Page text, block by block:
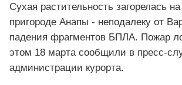
Сухая растительность загорелась
пригороде Анапы - неподалеку от
падения фрагментов БПЛА. Пожар
этом 18 марта сообщили в пресс-
администрации курорта.